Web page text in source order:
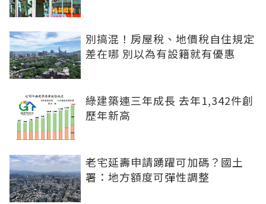
別搞混！房屋稅、地價稅自住規定
差在哪 別以為有設籍就有優惠
綠建築連三年成長 去年1,342件創
歷年新高
老宅延壽申請踴躍可加碼？國土
署：地方額度可彈性調整